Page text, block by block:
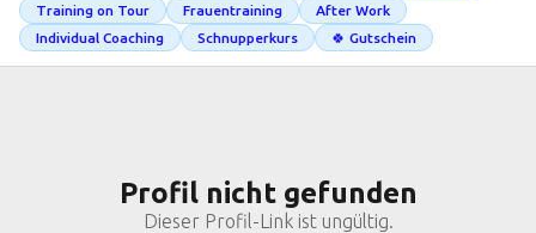
Training on Tour
Frauentraining
After Work
Individual Coaching
Schnupperkurs 🍀 Gutschein
Profil nicht gefunden
Dieser Profil-Link ist ungültig.